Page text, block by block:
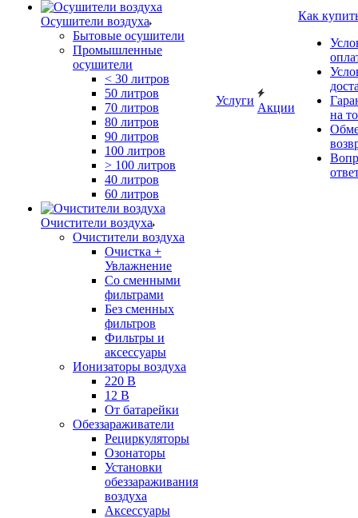
Осушители воздуха
Бытовые осушители
Промышленные
осушители
< 30 литров
50 литров
70 литров
80 литров
90 литров
100 литров
> 100 литров
40 литров
60 литров
Очистители воздуха
Очистители воздуха
Очистка +
Увлажнение
Cо сменными
фильтрами
Без сменных
фильтров
Фильтры и
аксессуары
Ионизаторы воздуха
220 В
12 В
От батарейки
Обеззараживатели
Рециркуляторы
Озонаторы
Установки
обеззараживания
воздуха
Аксессуары
Услуги
Акции
Как
на